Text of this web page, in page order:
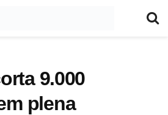
9.000
plena